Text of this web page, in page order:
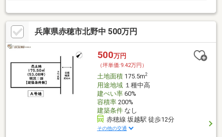
兵庫県赤穂市北野中 500万円
500万円
（坪単価:9.42万円）
土地面積175.5m2
用途地域１種中高
建ぺい率60%
容積率200%
建築条件なし
赤穂線 坂越駅 徒歩12分
その他の交通